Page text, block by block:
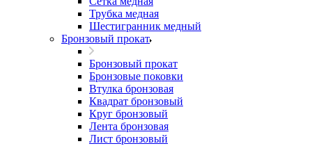
Трубка медная
Шестигранник медный
Бронзовый прокат
Бронзовый прокат
Бронзовые поковки
Втулка бронзовая
Квадрат бронзовый
Круг бронзовый
Лента бронзовая
Лист бронзовый